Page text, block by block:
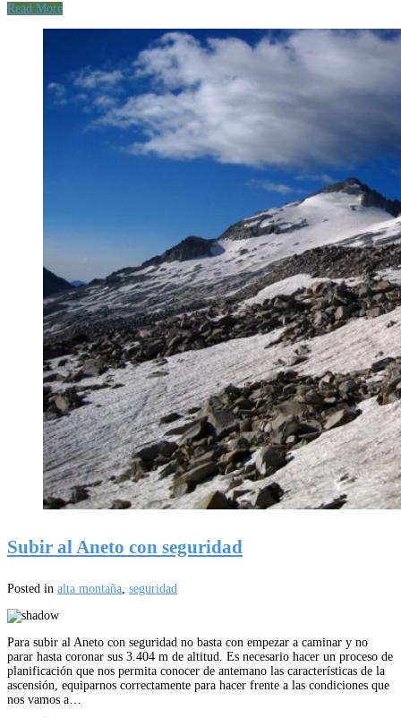
Read More
Subir al Aneto con seguridad
Posted in alta montaña seguridad
Para subir al Aneto con seguridad no basta con empezar a caminar y no
parar hasta coronar sus 3.404 m de altitud. Es necesario hacer un proceso de
planificación que nos permita conocer de antemano las características de la
ascensión, equiparnos correctamente para hacer frente a las condiciones que
nos vamos a…